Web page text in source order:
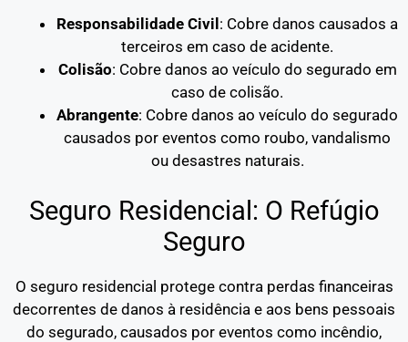
Responsabilidade Civil: Cobre danos causados a
terceiros em caso de acidente.
Colisão: Cobre danos ao veículo do segurado em
caso de colisão.
Abrangente: Cobre danos ao veículo do segurado
causados por eventos como roubo, vandalismo
ou desastres naturais.
Seguro Residencial: O Refúgio
Seguro
O seguro residencial protege contra perdas financeiras
decorrentes de danos à residência e aos bens pessoais
do segurado, causados por eventos como incêndio,